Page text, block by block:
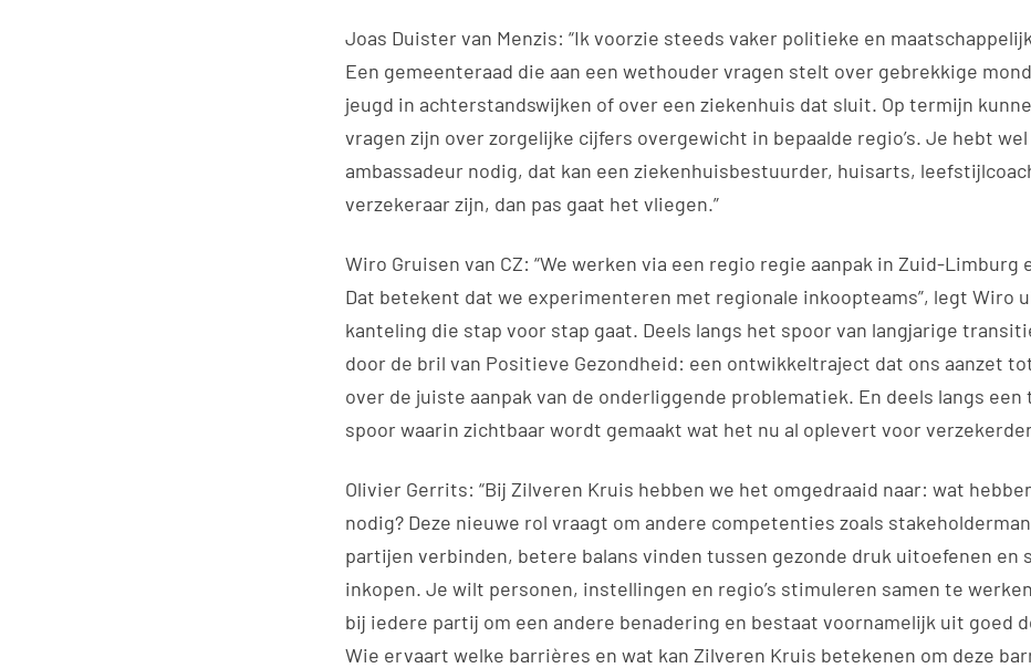
Joas Duister van Menzis: “Ik voorzie steeds vaker politieke en
Een gemeenteraad die aan een wethouder vragen stelt over gebrekkige
jeugd in achterstandswijken of over een ziekenhuis dat sluit. Op termijn
vragen zijn over zorgelijke cijfers overgewicht in bepaalde regio’s. Je hebt
ambassadeur nodig, dat kan een ziekenhuisbestuurder, huisarts,
verzekeraar zijn, dan pas gaat het vliegen.”
Wiro Gruisen van CZ: “We werken via een regio regie aanpak in Zuid-Limburg
Dat betekent dat we experimenteren met regionale inkoopteams”, legt Wiro
kanteling die stap voor stap gaat. Deels langs het spoor van langjarige
door de bril van Positieve Gezondheid: een ontwikkeltraject dat ons aanzet
over de juiste aanpak van de onderliggende problematiek. En deels langs een
spoor waarin zichtbaar wordt gemaakt wat het nu al oplevert voor
Olivier Gerrits: “Bij Zilveren Kruis hebben we het omgedraaid naar: wat
nodig? Deze nieuwe rol vraagt om andere competenties zoals
partijen verbinden, betere balans vinden tussen gezonde druk uitoefenen en
inkopen. Je wilt personen, instellingen en regio’s stimuleren samen te
bij iedere partij om een andere benadering en bestaat voornamelijk uit goed
Wie ervaart welke barrières en wat kan Zilveren Kruis betekenen om deze